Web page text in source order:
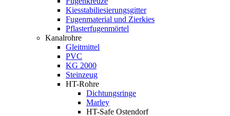
Kiesstabiliesierungsgitter
Fugenmaterial und Zierkies
Pflasterfugenmörtel
Kanalrohre
Gleitmittel
PVC
KG 2000
Steinzeug
HT-Rohre
Dichtungsringe
Marley
HT-Safe Ostendorf